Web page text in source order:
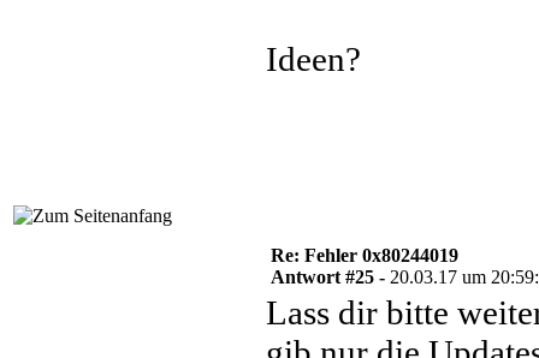
Ideen?
Re: Fehler 0x80244019
Antwort #25 - 20.03.17 um
Lass dir bitte